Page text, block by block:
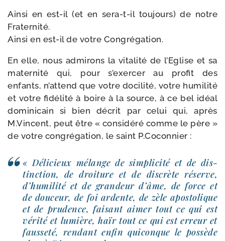
Ainsi en est-​il (et en sera-​t-​il tou­jours) de notre
Fraternité.
Ainsi en est-​il de votre Congrégation.
En elle, nous admi­rons la vita­li­té de l’Eglise et sa
mater­ni­té qui, pour s’exercer au pro­fit des
enfants, n’attend que votre doci­li­té, votre humi­li­té
et votre fidé­li­té à boire à la source, à ce bel idéal
domi­ni­cain si bien décrit par celui qui, après
M.Vincent, peut être « consi­dé­ré comme le père »
de votre congré­ga­tion, le saint P.Coconnier :
« Délicieux mélange de sim­pli­ci­té et de dis­
tinc­tion, de droi­ture et de dis­crète réserve,
d’humilité et de gran­deur d’âme, de force et
de dou­ceur, de foi ardente, de zèle apos­to­lique
et de pru­dence, fai­sant aimer tout ce qui est
véri­té et lumière, haïr tout ce qui est erreur et
faus­se­té, ren­dant enfin qui­conque le pos­sède